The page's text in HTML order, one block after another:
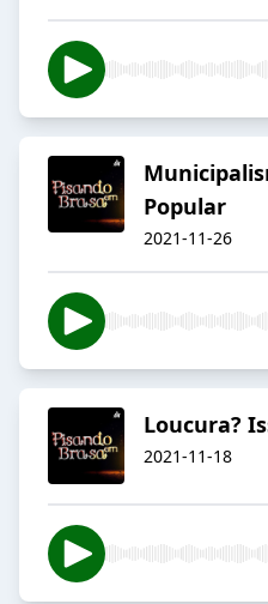
Popular
2021-11-26
Loucura?
2021-11-18